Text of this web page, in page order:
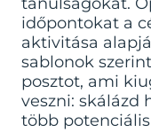
tanulságokat.
időpontokat a
aktivitása
sablonok
posztot, ami
veszni: skálázd
több